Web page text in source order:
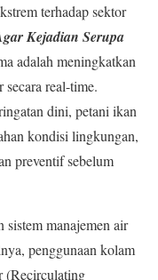
terhadap sektor
Kejadian Serupa
adalah meningkatkan
secara real-time.
dini, petani ikan
kondisi lingkungan,
preventif sebelum
sistem manajemen air
penggunaan kolam
(Recirculating